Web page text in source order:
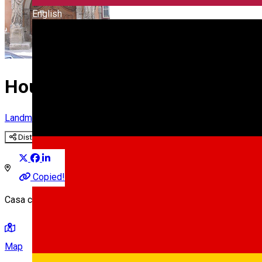
English
House with Caryatides
Landmark
Distribuie
Copied!
Casa cu Cariatide-Micul Palat, Str. Mitropoliei, Nr. 13, Sibiu,
Map